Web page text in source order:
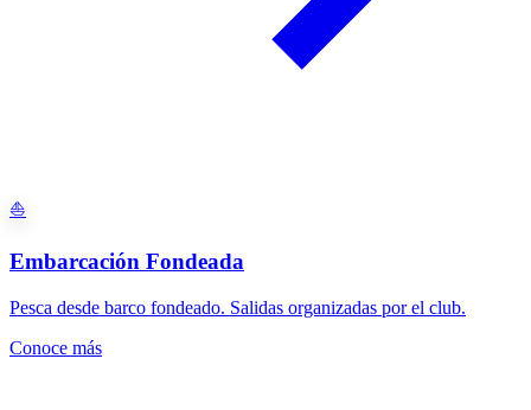
⛵
Embarcación Fondeada
Pesca desde barco fondeado. Salidas organizadas por el club.
Conoce más